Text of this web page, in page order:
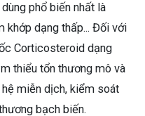
phổ biến nhất là
khớp dạng thấp... Đối với
Corticosteroid dạng
thiểu tổn thương mô và
miễn dịch, kiểm soát
bạch biến.